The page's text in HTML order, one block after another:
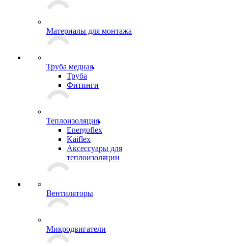
Материалы для монтажа
Труба медная
Труба
Фитинги
Теплоизоляция
Energoflex
Kaiflex
Аксессуары для
теплоизоляции
Вентиляторы
Микродвигатели